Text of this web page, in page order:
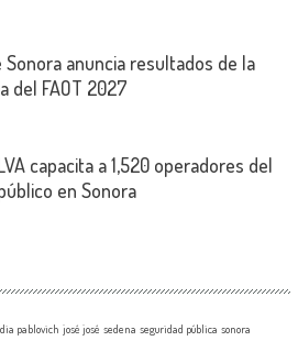
Sonora anuncia resultados de la
del FAOT 2027
capacita a 1,520 operadores del
en Sonora
pablovich josé josé sedena seguridad pública sonora